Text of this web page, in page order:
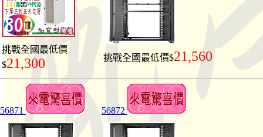
挑戰全國最低價
$21,300 挑戰全國最低價$21,560
56871 56872